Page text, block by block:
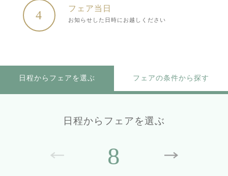
4
フェア当日
お知らせした日時にお越しください
日程からフェアを選ぶ フェアの条件から探す
日程からフェアを選ぶ
8